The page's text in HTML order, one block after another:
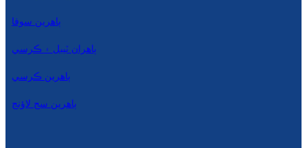
ٻاهرين سوفا
ٻاهران ٽيبل ۽ ڪرسي
ٻاهرين ڪرسي
ٻاھرين سج لاؤنج